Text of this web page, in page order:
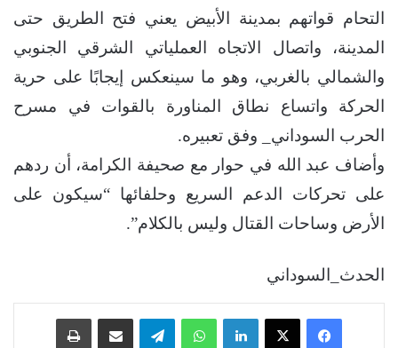
التحام قواتهم بمدينة الأبيض يعني فتح الطريق حتى
المدينة، واتصال الاتجاه العملياتي الشرقي الجنوبي
والشمالي بالغربي، وهو ما سينعكس إيجابًا على حرية
الحركة واتساع نطاق المناورة بالقوات في مسرح
الحرب السوداني_ وفق تعبيره.
وأضاف عبد الله في حوار مع صحيفة الكرامة، أن ردهم
على تحركات الدعم السريع وحلفائها “سيكون على
الأرض وساحات القتال وليس بالكلام”.
الحدث_السوداني
فيسبوك ‫X لينكدإن واتساب تيلقرام